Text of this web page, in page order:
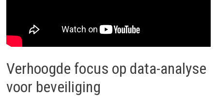
Verhoogde focus op data-analyse
voor beveiliging